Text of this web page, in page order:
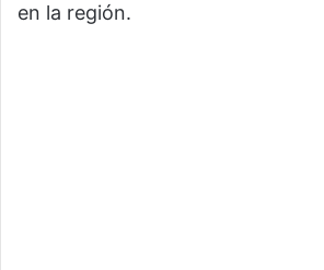
en la región.